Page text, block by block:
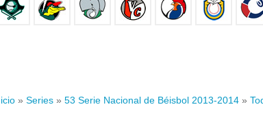
» Series » 53 Serie Nacional de Béisbol 2013-2014 »